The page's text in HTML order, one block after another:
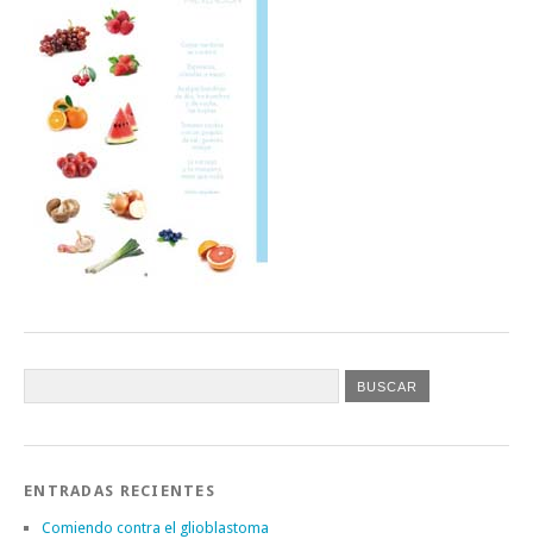
ENTRADAS RECIENTES
Comiendo contra el glioblastoma